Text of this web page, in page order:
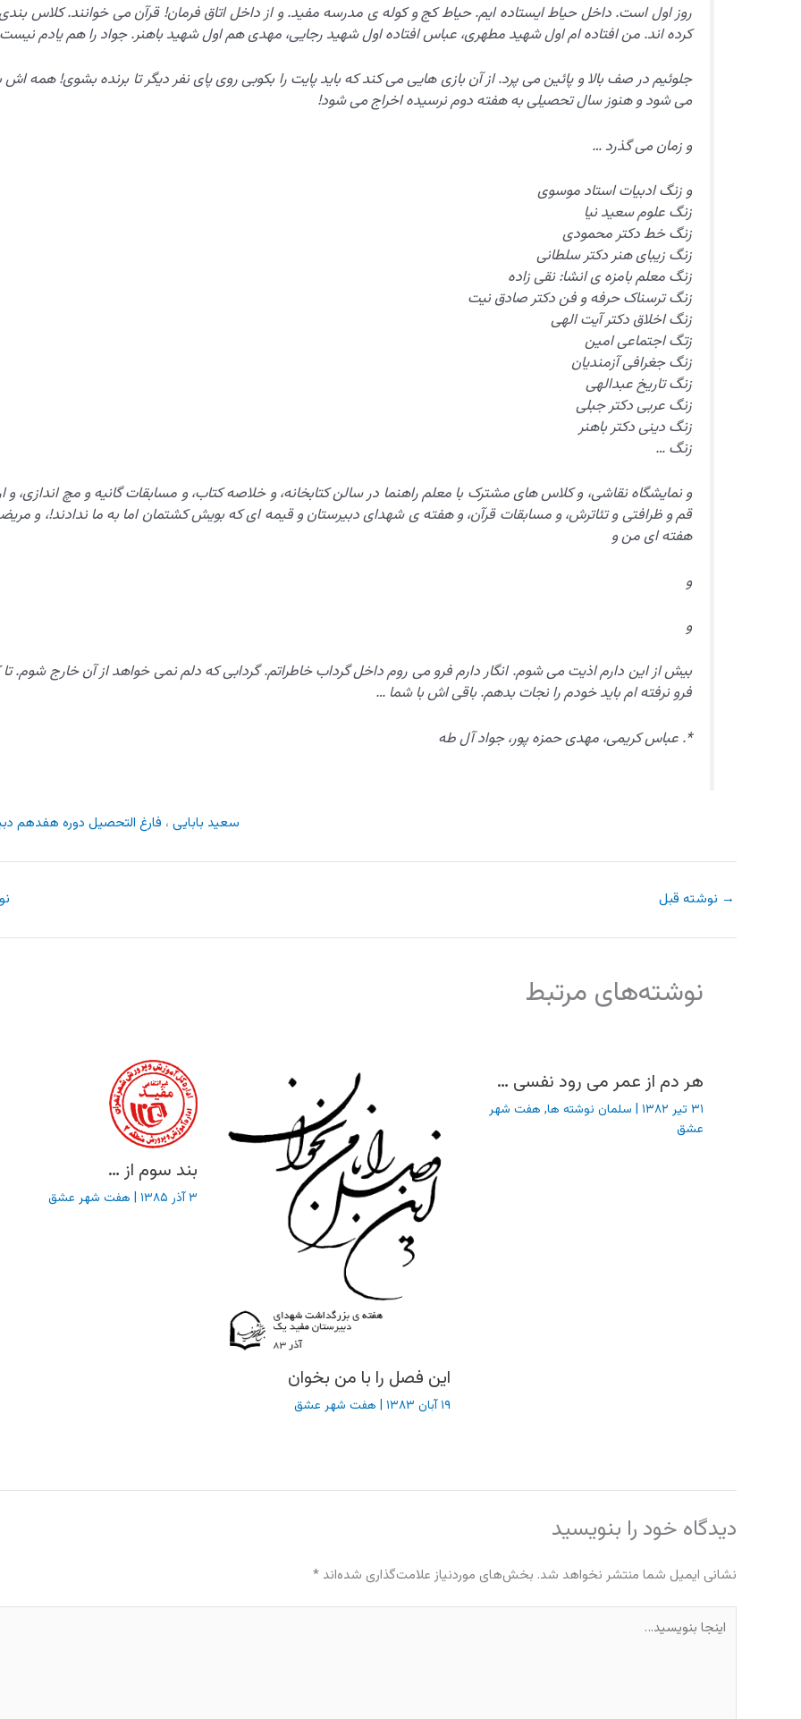
روز اول است. داخل حیاط ایستاده ایم. حیاط کج و کوله ی مدرسه مفید. و از داخل اتاق فرمان! قرآن می خوانند. کلاس
کرده اند. من افتاده ام اول شهید مطهری، عباس افتاده اول شهید رجایی، مهدی هم اول شهید باهنر. جواد را هم یادم
جلوئیم در صف بالا و پائین می پرد. از آن بازی هایی می کند که باید پایت را بکوبی روی پای نفر دیگر تا برنده بشوی! همه اش
می شود و هنوز سال تحصیلی به هفته دوم نرسیده اخراج می شود!
و زمان می گذرد …
و زنگ ادبیات استاد موسوی
زنگ علوم سعید نیا
زنگ خط دکتر محمودی
زنگ زیبای هنر دکتر سلطانی
زنگ معلم بامزه ی انشا: نقی زاده
زنگ ترسناک حرفه و فن دکتر صادق نیت
زنگ اخلاق دکتر آیت الهی
زتگ اجتماعی امین
زنگ جغرافی آزمندیان
زنگ تاریخ عبدالهی
زنگ عربی دکتر جبلی
زنگ دینی دکتر باهنر
زنگ …
و نمایشگاه نقاشی، و کلاس های مشترک با معلم راهنما در سالن کتابخانه، و خلاصه کتاب، و مسابقات گانیه و مچ اندازی، و
قم و ظرافتی و تئاترش، و مسابقات قرآن، و هفته ی شهدای دبیرستان و قیمه ای که بویش کشتمان اما به ما ندادند!، و
هفته ای من و
و
و
بیش از این دارم اذیت می شوم. انگار دارم فرو می روم داخل گرداب خاطراتم. گردابی که دلم نمی خواهد از آن خارج شوم. تا
فرو نرفته ام باید خودم را نجات بدهم. باقی اش با شما …
*. عباس کریمی، مهدی حمزه پور، جواد آل طه
سعید بابایی ، فارغ التحصیل دوره هفدهم
→ نوشته قبل
نوشته‌های مرتبط
هر دم از عمر می رود نفسی …
۳۱ تیر ۱۳۸۲ | سلمان نوشته ها, هفت شهر
عشق
این فصل را با من بخوان
۱۹ آبان ۱۳۸۳ | هفت شهر عشق
بند سوم از …
۳ آذر ۱۳۸۵ | هفت شهر عشق
دیدگاه‌ خود را بنویسید
نشانی ایمیل شما منتشر نخواهد شد. بخش‌های موردنیاز علامت‌گذاری شده‌اند *
بنویسید…